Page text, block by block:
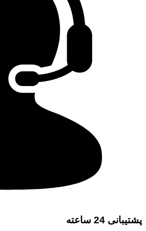
پشتیبانی 24 ساعته